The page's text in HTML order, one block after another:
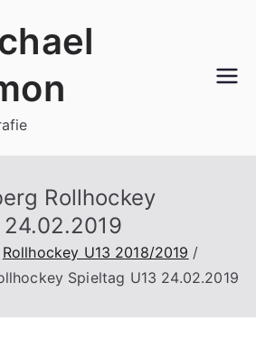
Rollhockey
Rollhockey U13 2018/2019
Spieltag U13 24.02.2019